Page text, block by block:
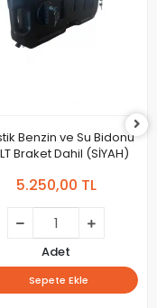
Benzin ve Su Bidonu
Braket Dahil (SİYAH)
5.250,00 TL
Adet
Sepete Ekle